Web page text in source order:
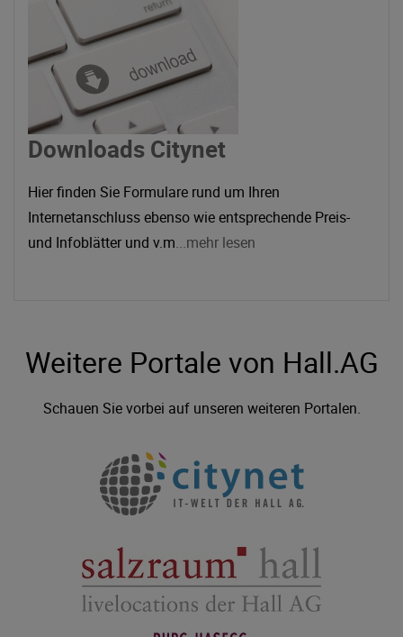
Downloads Citynet
Hier finden Sie Formulare rund um Ihren
Internetanschluss ebenso wie entsprechende Preis-
und Infoblätter und v.m...mehr lesen
Weitere Portale von Hall.AG
Schauen Sie vorbei auf unseren weiteren Portalen.